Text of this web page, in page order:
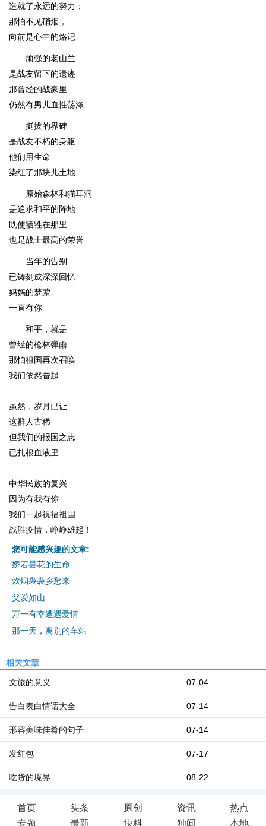
造就了永远的努力；
那怕不见硝烟，
向前是心中的烙记
顽强的老山兰
是战友留下的遗迹
那曾经的战豪里
仍然有男儿血性荡涤
挺拔的界碑
是战友不朽的身躯
他们用生命
染红了那块儿土地
原始森林和猫耳洞
是追求和平的阵地
既使牺牲在那里
也是战士最高的荣誉
当年的告别
已铸刻成深深回忆
妈妈的梦萦
一直有你
和平，就是
曾经的枪林弹雨
那怕祖国再次召唤
我们依然奋起
虽然，岁月已让
这群人古稀
但我们的报国之志
已扎根血液里
中华民族的复兴
因为有我有你
我们一起祝福祖国
战胜疫情，峥峥雄起！
您可能感兴趣的文章:
娇若昙花的生命
炊烟袅袅乡愁来
父爱如山
万一有幸遭遇爱情
那一天，离别的车站
相关文章
07-04
文旅的意义
07-14
告白表白情话大全
07-14
形容美味佳肴的句子
07-17
发红包
08-22
吃货的境界
首页 头条 原创 资讯
热点
专题
最新 快料 独闻 本地